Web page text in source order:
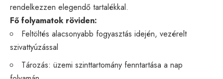
rendelkezzen elegendő tartalékkal.
Fő folyamatok röviden:
Feltöltés alacsonyabb fogyasztás idején, vezérelt
szivattyúzással
Tározás: üzemi szinttartomány fenntartása a nap